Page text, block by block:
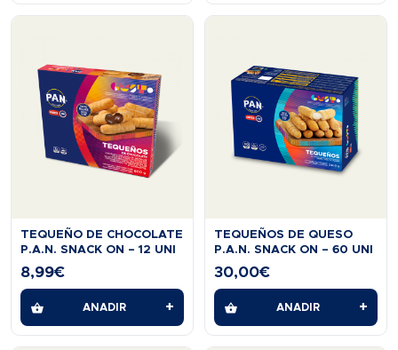
TEQUEÑO DE CHOCOLATE
P.A.N. SNACK ON – 12 UNI
8,99€
AÑADIR +
TEQUEÑOS DE QUESO
P.A.N. SNACK ON – 60 UNI
30,00€
AÑADIR +